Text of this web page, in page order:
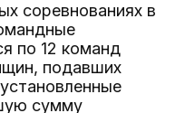
соревнованиях в
по 12 команд
подавших
сумму